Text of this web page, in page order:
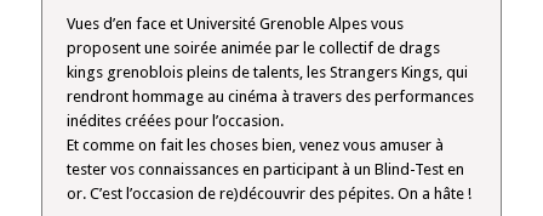
Vues d’en face et Université Grenoble Alpes vous
proposent une soirée animée par le collectif de drags
kings grenoblois pleins de talents, les Strangers Kings, qui
rendront hommage au cinéma à travers des performances
inédites créées pour l’occasion.
Et comme on fait les choses bien, venez vous amuser à
tester vos connaissances en participant à un Blind-Test en
or. C’est l’occasion de re)découvrir des pépites. On a hâte !